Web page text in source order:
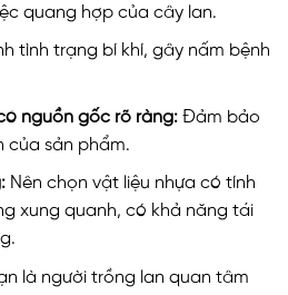
quang hợp của cây lan.
tình trạng bí khí, gây nấm bệnh
nguồn gốc rõ ràng:Đảm bảo
của sản phẩm.
Nên chọn vật liệu nhựa có tính
xung quanh, có khả năng tái
là người trồng lan quan tâm